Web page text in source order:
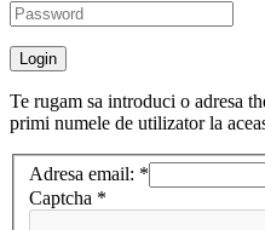
Te rugam sa introduci o adresa
primi numele de utilizator la
Adresa email: *
Captcha *